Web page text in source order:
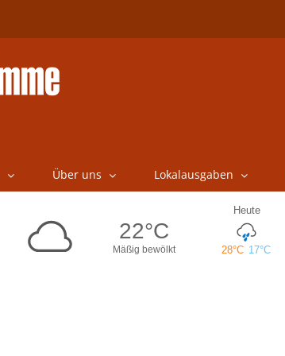
Über uns Lokalausgaben